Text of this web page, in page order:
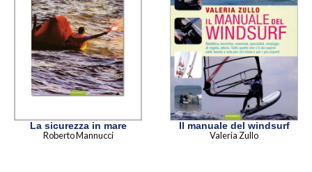
La sicurezza in mare
Roberto Mannucci
Il manuale del windsurf
Valeria Zullo